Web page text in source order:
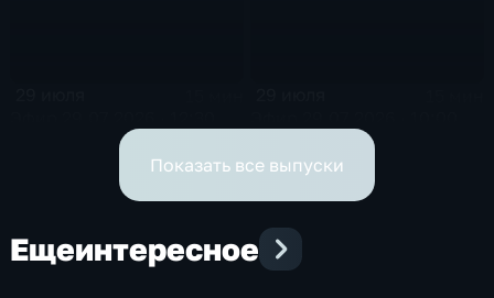
Показать все выпуски
Ещеинтересное